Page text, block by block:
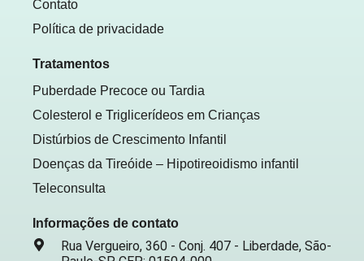
Contato
Política de privacidade
Tratamentos
Puberdade Precoce ou Tardia
Colesterol e Triglicerídeos em Crianças
Distúrbios de Crescimento Infantil
Doenças da Tireóide – Hipotireoidismo infantil
Teleconsulta
Informações de contato
Rua Vergueiro, 360 - Conj. 407 - Liberdade, São-